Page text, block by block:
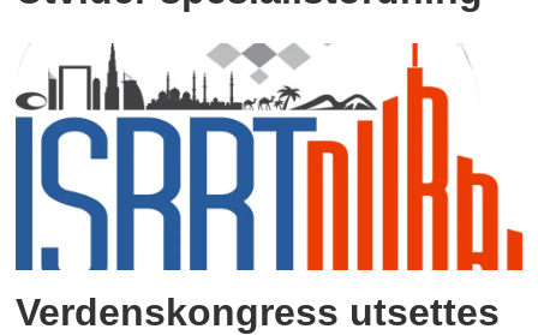
Verdenskongress utsettes